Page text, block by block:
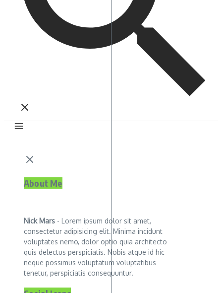
About Me
Nick Mars - Lorem ipsum dolor sit amet,
consectetur adipisicing elit. Minima incidunt
voluptates nemo, dolor optio quia architecto
quis delectus perspiciatis. Nobis atque id hic
neque possimus voluptatum voluptatibus
tenetur, perspiciatis consequuntur.